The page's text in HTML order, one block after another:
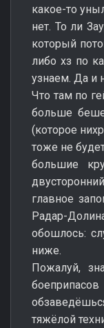
какое-то
нет. То ли
который
либо хз по
узнаем. Да и
Что там по
больше
(которое
тоже не
большие
главное
Радар-
обошлось:
ниже.
Пожалуй,
тяжёлой